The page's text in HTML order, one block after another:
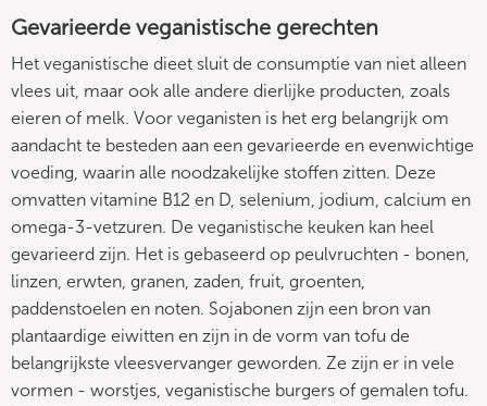
Gevarieerde veganistische gerechten
Het veganistische dieet sluit de consumptie van niet alleen
vlees uit, maar ook alle andere dierlijke producten, zoals
eieren of melk. Voor veganisten is het erg belangrijk om
aandacht te besteden aan een gevarieerde en evenwichtige
voeding, waarin alle noodzakelijke stoffen zitten. Deze
omvatten vitamine B12 en D, selenium, jodium, calcium en
omega-3-vetzuren. De veganistische keuken kan heel
gevarieerd zijn. Het is gebaseerd op peulvruchten - bonen,
linzen, erwten, granen, zaden, fruit, groenten,
paddenstoelen en noten. Sojabonen zijn een bron van
plantaardige eiwitten en zijn in de vorm van tofu de
belangrijkste vleesvervanger geworden. Ze zijn er in vele
vormen - worstjes, veganistische burgers of gemalen tofu.